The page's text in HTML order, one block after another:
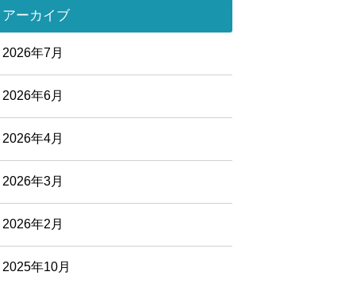
アーカイブ
2026年7月
2026年6月
2026年4月
2026年3月
2026年2月
2025年10月